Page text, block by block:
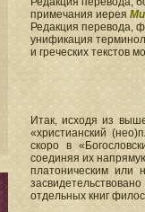
примечания иерея
Редакция перевода,
унификация
и греческих текстов
Итак, исходя из
«христианский
скоро в
соединяя их
платоническим или
отдельных книг